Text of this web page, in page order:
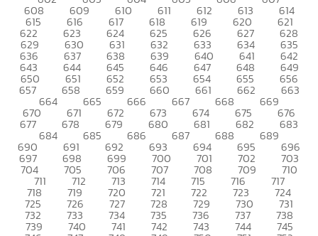
608 609 610 611 612 613 614
615 616 617 618 619 620 621
622 623 624 625 626 627 628
629 630 631 632 633 634 635
636 637 638 639 640 641 642
643 644 645 646 647 648 649
650 651 652 653 654 655 656
657 658 659 660 661 662 663
664 665 666 667 668 669
670 671 672 673 674 675 676
677 678 679 680 681 682 683
684 685 686 687 688 689
690 691 692 693 694 695 696
697 698 699 700 701 702 703
704 705 706 707 708 709 710
711 712 713 714 715 716 717
718 719 720 721 722 723 724
725 726 727 728 729 730 731
732 733 734 735 736 737 738
739 740 741 742 743 744 745